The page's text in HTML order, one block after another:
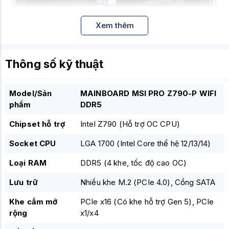
1. Khai phá sức mạnh Intel Core Thế hệ 14
Được trang bị chipset Z790 và socket LGA 1700, bo
mạch chủ này tương thích hoàn hảo với các dòng CPU
Intel Core thế hệ 12, 13 và đặc biệt là thế hệ 14. Với hệ
thống cấp nguồn 14+1+1 pha mạnh mẽ (DRPS) cùng
các đầu nối nguồn 8-pin kép, thiết bị đảm bảo cung
cấp năng lượng liên tục và tinh khiết cho vi xử lý, giúp
vụ render hoặc tính toán phức tạp.
2. Bứt phá tốc độ với chuẩn bộ nhớ DDR5
Xem thêm
Thông số kỹ thuật
Model/Sản
phẩm
MAINBOARD MSI PRO Z790-P WIFI
DDR5
Chipset hỗ trợ
Intel Z790 (Hỗ trợ OC CPU)
Socket CPU
LGA 1700 (Intel Core thế hệ 12/13/14)
Loại RAM
DDR5 (4 khe, tốc độ cao OC)
Lưu trữ
Nhiều khe M.2 (PCIe 4.0), Cổng SATA
Khe cắm mở
rộng
PCIe x16 (Có khe hỗ trợ Gen 5), PCIe
x1/x4